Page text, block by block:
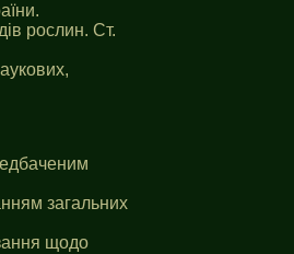
рослин. Ст.
загальних
щодо